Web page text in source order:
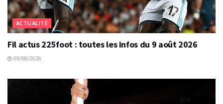
ACTUALITÉ
Fil actus 225foot : toutes les infos du 9 août 2026
09/08/2026